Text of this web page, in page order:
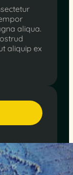
aliqua.
aliquip ex